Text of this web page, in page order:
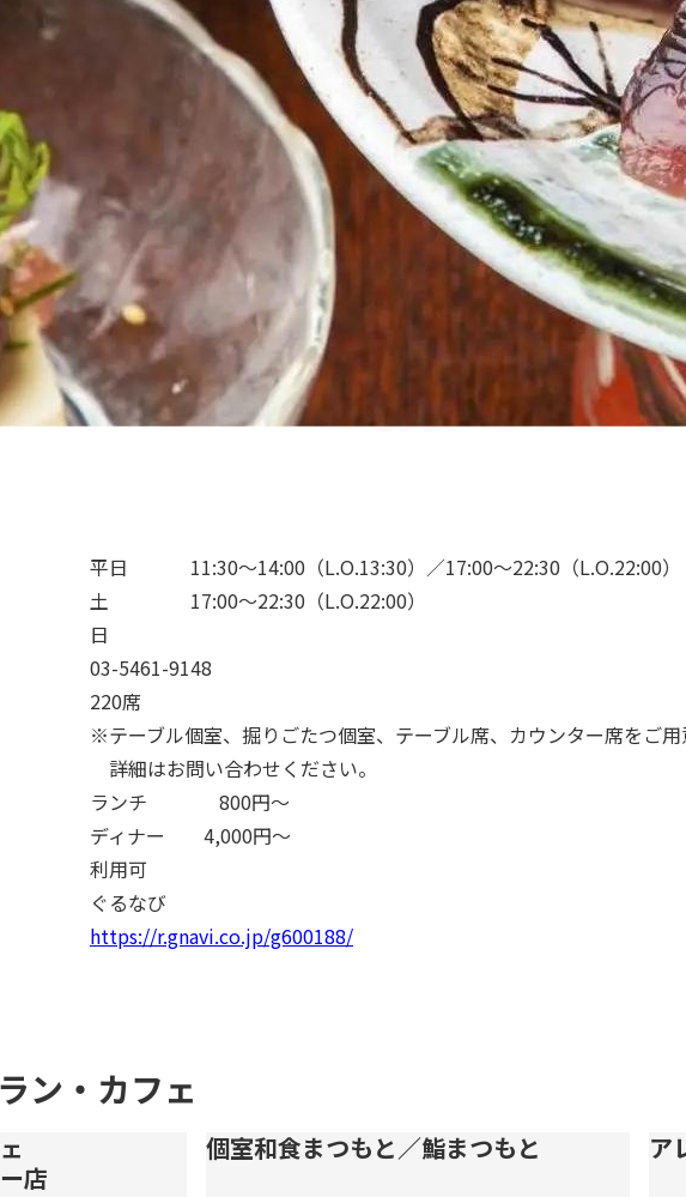
平日 11:30～14:00（L.O.13:30）／17:00～22:30（L.O.22:00）
土 17:00～22:30（L.O.22:00）
日
03-5461-9148
220席
※テーブル個室、掘りごたつ個室、テーブル席、カウンター席をご用
詳細はお問い合わせください。
ランチ 800円～
ディナー 4,000円～
利用可
ぐるなび
https://r.gnavi.co.jp/g600188/
ン・カフェ
店
個室和食まつもと／鮨まつもと ア